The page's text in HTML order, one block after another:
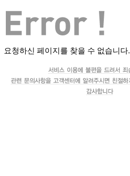
요청하신 페이지를 찾을 수 없습니다.